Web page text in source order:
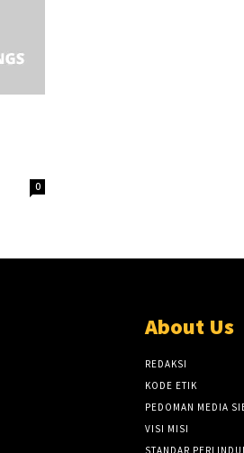
0
About Us
REDAKSI
KODE ETIK
PEDOMAN MEDIA
VISI MISI
STANDAR